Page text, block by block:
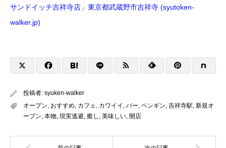
サンドイッチ吉祥寺店」東京都武蔵野市吉祥寺 (syutoken-
walker.jp)
投稿者: syuken-walker
オープン おすすめ カフェ カワイイ バー ペンギン 吉祥寺駅 新規オ
ープン 本物 現実逃避 癒し 美味しい 開店